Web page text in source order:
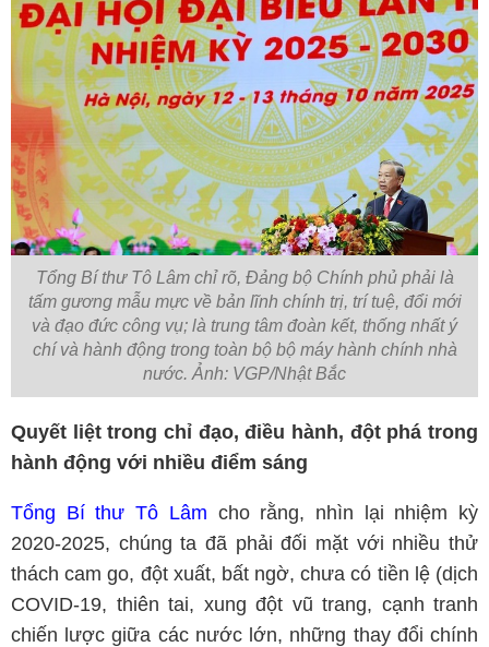
Tổng Bí thư Tô Lâm chỉ rõ, Đảng bộ Chính phủ phải là
tấm gương mẫu mực về bản lĩnh chính trị, trí tuệ, đổi mới
và đạo đức công vụ; là trung tâm đoàn kết, thống nhất ý
chí và hành động trong toàn bộ bộ máy hành chính nhà
nước. Ảnh: VGP/Nhật Bắc
Quyết liệt trong chỉ đạo, điều hành, đột phá trong
hành động với nhiều điểm sáng
Tổng Bí thư Tô Lâm cho rằng, nhìn lại nhiệm kỳ
2020-2025, chúng ta đã phải đối mặt với nhiều thử
thách cam go, đột xuất, bất ngờ, chưa có tiền lệ (dịch
COVID-19, thiên tai, xung đột vũ trang, cạnh tranh
chiến lược giữa các nước lớn, những thay đổi chính